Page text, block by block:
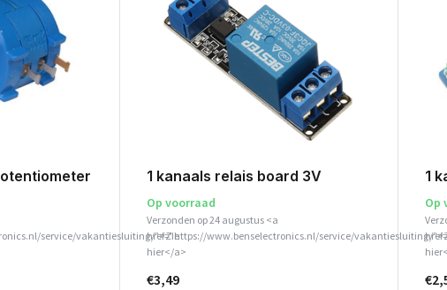
service/vakantiesluiting/">Zie
1 kanaals relais board 3V
Op voorraad
Verzonden op 24 augustus <a
href="https://www.benselectronics.nl/service/vakantiesluiting/
hier</a>
€3,49
1
Op